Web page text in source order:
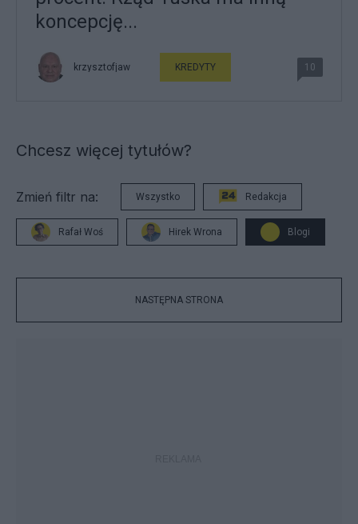
koncepcję...
krzysztofjaw KREDYTY 10
Chcesz więcej tytułów?
Zmień filtr na: Wszystko Redakcja
Rafał Woś Hirek Wrona Blogi
NASTĘPNA STRONA